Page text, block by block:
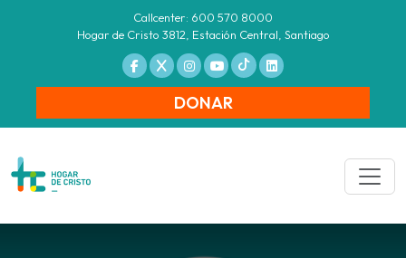
Callcenter: 600 570 8000
Hogar de Cristo 3812, Estación Central, Santiago
DONAR